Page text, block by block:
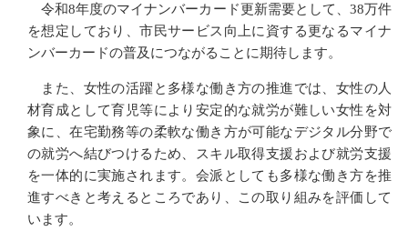
令和8年度のマイナンバーカード更新需要として、38万件
を想定しており、市民サービス向上に資する更なるマイナ
ンバーカードの普及につながることに期待します。
また、女性の活躍と多様な働き方の推進では、女性の人
材育成として育児等により安定的な就労が難しい女性を対
象に、在宅勤務等の柔軟な働き方が可能なデジタル分野で
の就労へ結びつけるため、スキル取得支援および就労支援
を一体的に実施されます。会派としても多様な働き方を推
進すべきと考えるところであり、この取り組みを評価して
います。